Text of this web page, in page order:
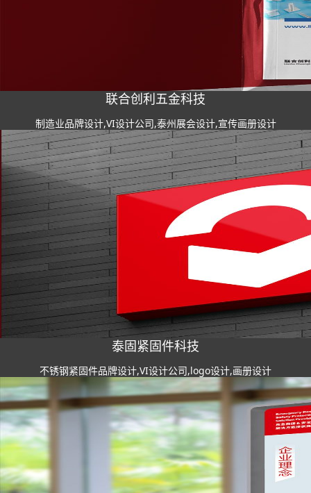
联合创利五金科技
制造业品牌设计,VI设计公司,泰州展会设计,宣传画册设计
泰固紧固件科技
不锈钢紧固件品牌设计,VI设计公司,logo设计,画册设计